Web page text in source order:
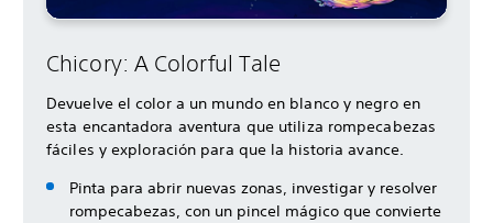
Chicory: A Colorful Tale
Devuelve el color a un mundo en blanco y negro en
esta encantadora aventura que utiliza rompecabezas
fáciles y exploración para que la historia avance.
Pinta para abrir nuevas zonas, investigar y resolver
rompecabezas, con un pincel mágico que convierte